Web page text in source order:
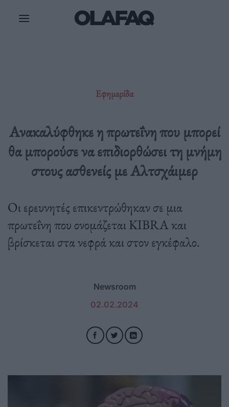
Εφημερίδα
Ανακαλύφθηκε η πρωτεΐνη που μπορεί
θα μπορούσε να επιδιορθώσει τη μνήμη
στους ασθενείς με Αλτσχάιμερ
Οι ερευνητές επικεντρώθηκαν σε μια
πρωτεΐνη που ονομάζεται KIBRA και
βρίσκεται στα νεφρά και στον εγκέφαλο.
Newsroom
02.02.2024